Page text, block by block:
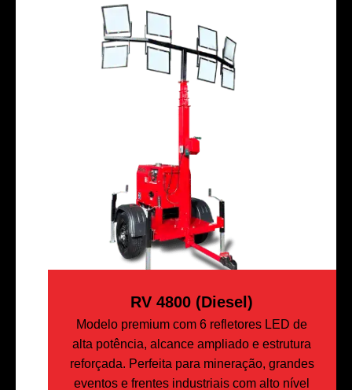
RV 4800 (Diesel)
Modelo premium com 6 refletores LED de
alta potência, alcance ampliado e estrutura
reforçada. Perfeita para mineração, grandes
eventos e frentes industriais com alto nível